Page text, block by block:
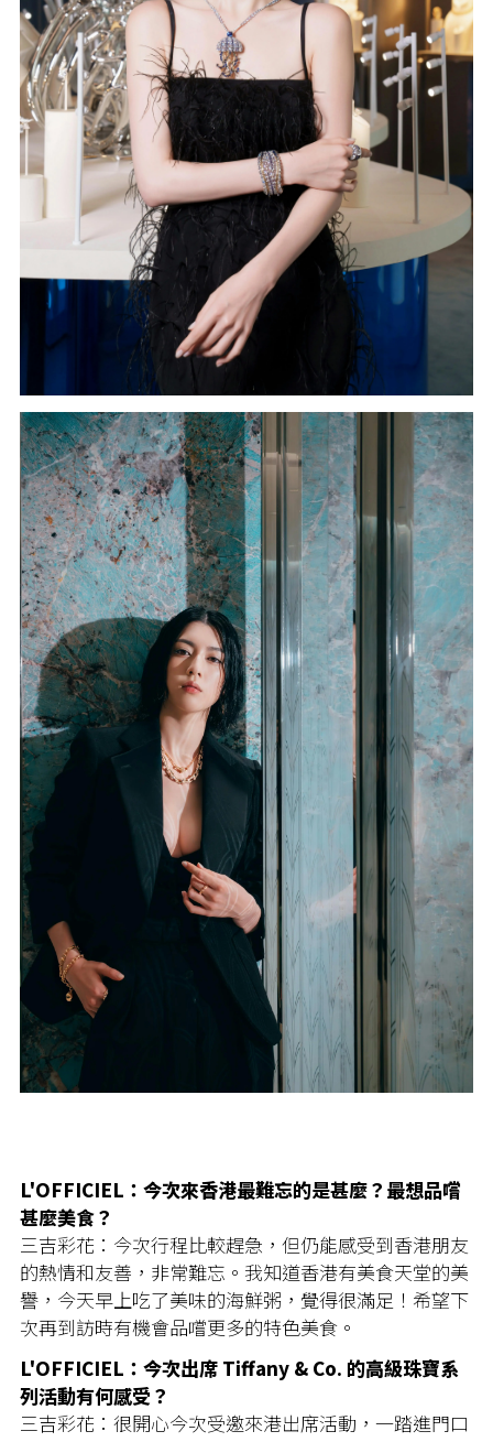
L'OFFICIEL：今次來香港最難忘的是甚麼？最想品嚐
甚麼美食？
三吉彩花：今次行程比較趕急，但仍能感受到香港朋友
的熱情和友善，非常難忘。我知道香港有美食天堂的美
譽，今天早上吃了美味的海鮮粥，覺得很滿足！希望下
次再到訪時有機會品嚐更多的特色美食。
L'OFFICIEL：今次出席 Tiffany & Co. 的高級珠寶系
列活動有何感受？
三吉彩花：很開心今次受邀來港出席活動，一踏進門口